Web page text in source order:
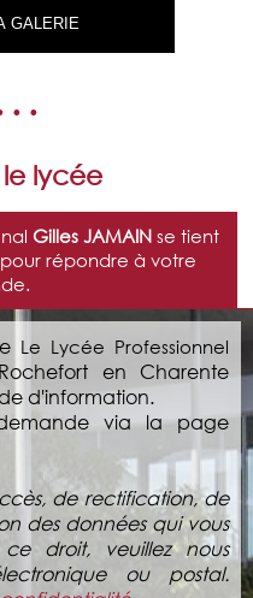
LA GALERIE
• •
lycée
Gilles JAMAIN se tient
répondre à votre
Le Lycée Professionnel
en Charente
d'information.
via la page
de rectification, de
des données qui vous
droit, veuillez nous
ou postal.